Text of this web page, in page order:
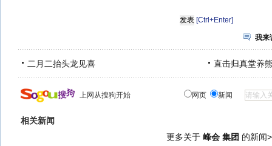
[Ctrl+Enter]
我来
二月二抬头龙见喜 直击归真堂养
上网从搜狗开始 网页 新闻
相关新闻
更多关于 峰会 集团 的新闻